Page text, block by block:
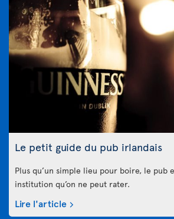
Le petit guide du pub irlandais
Plus qu’un simple lieu pour boire, le pub
institution qu’on ne peut rater.
Lire l'article